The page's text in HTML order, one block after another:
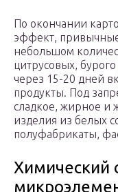
По окончании
эффект,
небольшом
цитрусовых,
через 15-20 дней
продукты. Под
сладкое, жирное и
изделия из белых
полуфабрикаты,
Химический